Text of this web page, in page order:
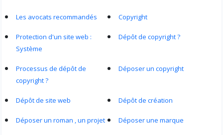
Les avocats recommandés Copyright
Protection d'un site web :
Système
Dépôt de copyright ?
Processus de dépôt de
copyright ?
Déposer un copyright
Dépôt de site web Dépôt de création
Déposer un roman , un projet Déposer une marque